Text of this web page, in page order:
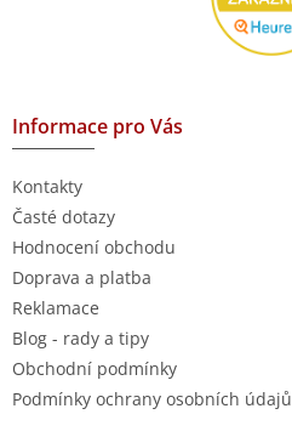
Informace pro Vás
Kontakty
Časté dotazy
Hodnocení obchodu
Doprava a platba
Reklamace
Blog - rady a tipy
Obchodní podmínky
Podmínky ochrany osobních údajů